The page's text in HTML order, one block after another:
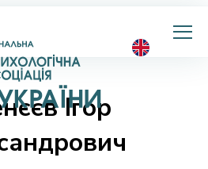
Національна
психологічна
Ігор